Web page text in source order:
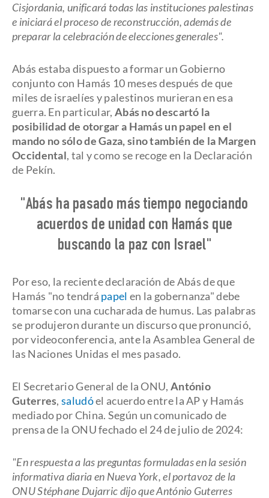
Cisjordania, unificará todas las instituciones palestinas
e iniciará el proceso de reconstrucción, además de
preparar la celebración de elecciones generales".
Abás estaba dispuesto a formar un Gobierno
conjunto con Hamás 10 meses después de que
miles de israelíes y palestinos murieran en esa
guerra. En particular, Abás no descartó la
posibilidad de otorgar a Hamás un papel en el
mando no sólo de Gaza, sino también de la Margen
Occidental, tal y como se recoge en la Declaración
de Pekín.
"Abás ha pasado más tiempo negociando
acuerdos de unidad con Hamás que
buscando la paz con Israel"
Por eso, la reciente declaración de Abás de que
Hamás "no tendrá papel en la gobernanza" debe
tomarse con una cucharada de humus. Las palabras
se produjeron durante un discurso que pronunció,
por videoconferencia, ante la Asamblea General de
las Naciones Unidas el mes pasado.
El Secretario General de la ONU, António
Guterres,saludóel acuerdo entre la AP y Hamás
mediado por China. Según un comunicado de
prensa de la ONU fechado el 24 de julio de 2024:
"En respuesta a las preguntas formuladas en la sesión
informativa diaria en Nueva York, el portavoz de la
ONU Stéphane Dujarric dijo que António Guterres